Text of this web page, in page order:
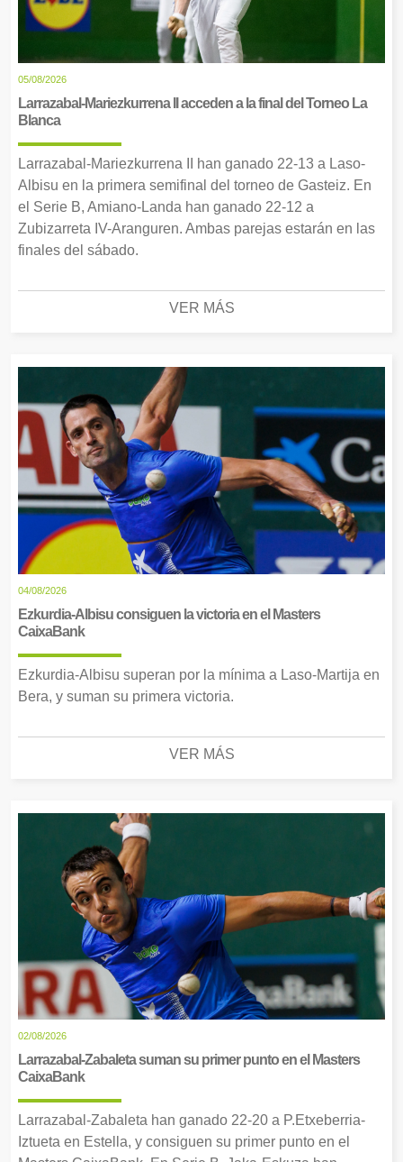
05/08/2026
Larrazabal-Mariezkurrena II acceden a la final del Torneo La
Blanca
Larrazabal-Mariezkurrena II han ganado 22-13 a Laso-
Albisu en la primera semifinal del torneo de Gasteiz. En
el Serie B, Amiano-Landa han ganado 22-12 a
Zubizarreta IV-Aranguren. Ambas parejas estarán en las
finales del sábado.
VER MÁS
04/08/2026
Ezkurdia-Albisu consiguen la victoria en el Masters
CaixaBank
Ezkurdia-Albisu superan por la mínima a Laso-Martija en
Bera, y suman su primera victoria.
VER MÁS
02/08/2026
Larrazabal-Zabaleta suman su primer punto en el Masters
CaixaBank
Larrazabal-Zabaleta han ganado 22-20 a P.Etxeberria-
Iztueta en Estella, y consiguen su primer punto en el